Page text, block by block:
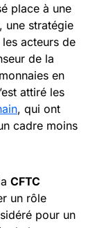
place à une
une stratégie
acteurs de
de la
en
attiré les
, qui ont
cadre moins
CFTC
un rôle
pour un